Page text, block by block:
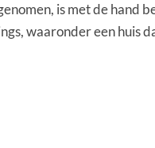
is met de
waaronder een huis